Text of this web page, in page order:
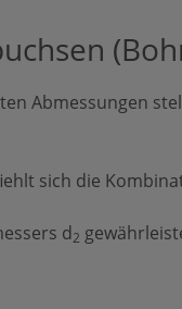
Abmessungen
sich die
d2